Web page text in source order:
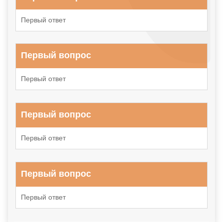
Первый ответ
Первый вопрос
Первый ответ
Первый вопрос
Первый ответ
Первый вопрос
Первый ответ